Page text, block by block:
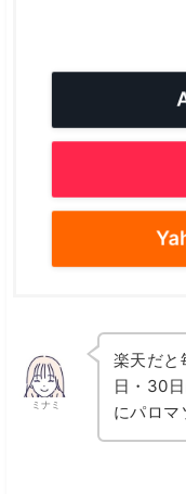
ミナミ
楽天だと
日・30
にパロマ